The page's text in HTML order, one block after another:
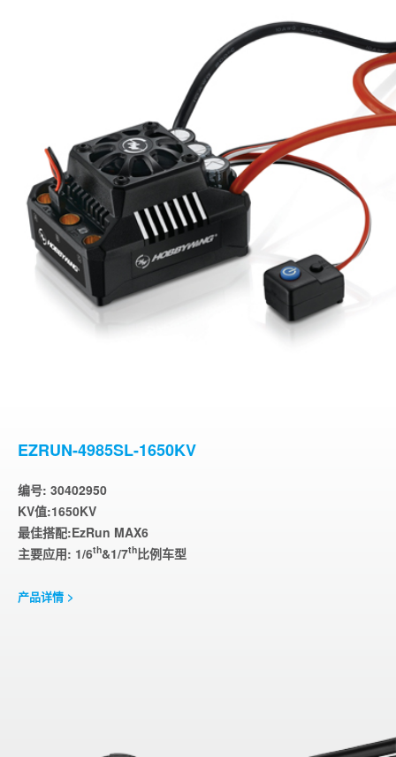
EZRUN-4985SL-1650KV
编号: 30402950
KV值:1650KV
最佳搭配:EzRun MAX6
主要应用: 1/6th&1/7th比例车型
产品详情 >